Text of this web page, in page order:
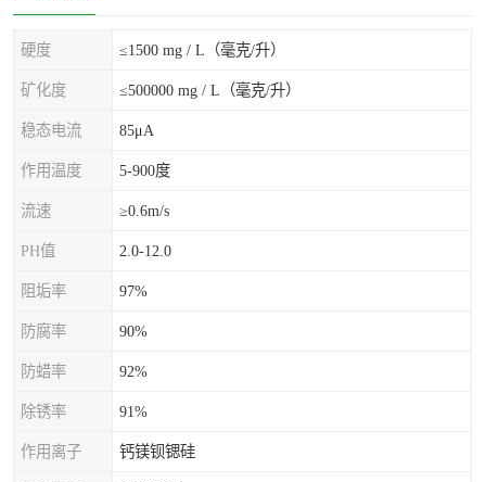
硬度 ≤1500 mg / L（毫克/升）
矿化度 ≤500000 mg / L（毫克/升）
稳态电流 85μA
作用温度 5-900度
流速 ≥0.6m/s
PH值 2.0-12.0
阻垢率 97%
防腐率 90%
防蜡率 92%
除锈率 91%
作用离子 钙镁钡锶硅